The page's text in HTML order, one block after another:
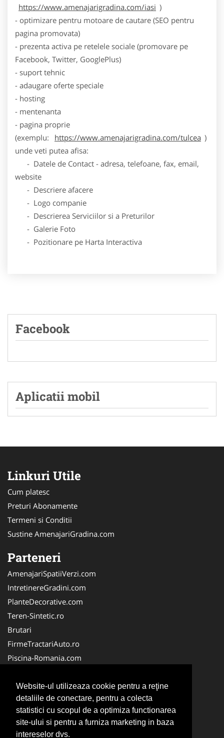
Website-ul utilizeaza cookie pentru a reţine
detaliile de conectare, pentru a colecta
statistici cu scopul de a optimiza functionarea
site-ului si pentru a furniza marketing in baza
intereselor dvs.
https://www.amenajarigradina.com/iasi )
- optimizare pentru motoare de cautare (SEO pentru
pagina promovata)
- prezenta activa pe retelele sociale (promovare pe
Facebook, Twitter, GooglePlus)
- suport tehnic
- adaugare oferte speciale
- hosting
- mentenanta
- pagina proprie
(exemplu:
https://www.amenajarigradina.com/tulcea )
unde veti putea afisa:
- Datele de Contact - adresa, telefoane, fax, email,
website
- Descriere afacere
- Logo companie
- Descrierea Serviciilor si a Preturilor
- Galerie Foto
- Pozitionare pe Harta Interactiva
Facebook
Aplicatii mobil
Linkuri Utile
Cum platesc
Preturi Abonamente
Termeni si Conditii
Sustine AmenajariGradina.com
Parteneri
AmenajariSpatiiVerzi.com
IntretinereGradini.com
PlanteDecorative.com
Teren-Sintetic.ro
Brutari
FirmeTractariAuto.ro
Piscina-Romania.com
Curatenie-Generala.com
Alpinist-Utilitar.com
FirmeDeCuratenie.ro
ServiciiAlpinism.ro